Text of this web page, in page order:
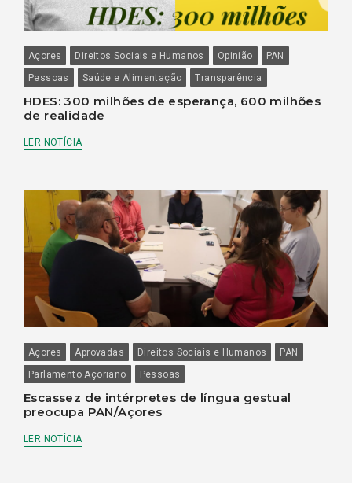
Açores Direitos Sociais e Humanos Opinião
PAN
Pessoas
Saúde e Alimentação Transparência
HDES: 300 milhões de esperança, 600 milhões
de realidade
LER NOTÍCIA
Açores Aprovadas Direitos Sociais e Humanos
PAN
Parlamento Açoriano
Pessoas
Escassez de intérpretes de língua gestual
preocupa PAN/Açores
LER NOTÍCIA